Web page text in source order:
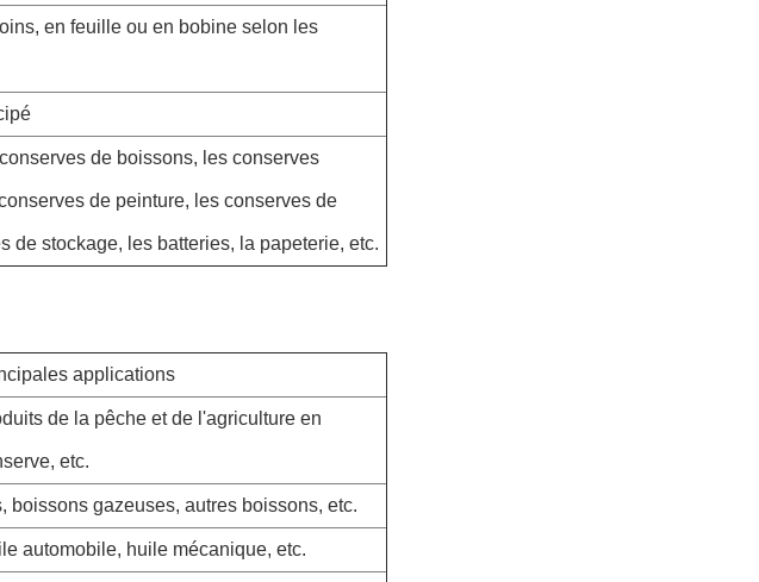
en feuille ou en bobine selon les
de boissons, les conserves
de peinture, les conserves de
de stockage, les batteries, la papeterie, etc.
applications
de la pêche et de l'agriculture en
etc.
boissons gazeuses, autres boissons, etc.
automobile, huile mécanique, etc.